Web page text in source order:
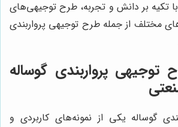
تکیه بر دانش و تجربه، طرح توجیهی‌های
مختلف از جمله طرح توجیهی پرواربندی
توجیهی پرواربندی گوساله
گوساله یکی از نمونه‌های کاربردی و